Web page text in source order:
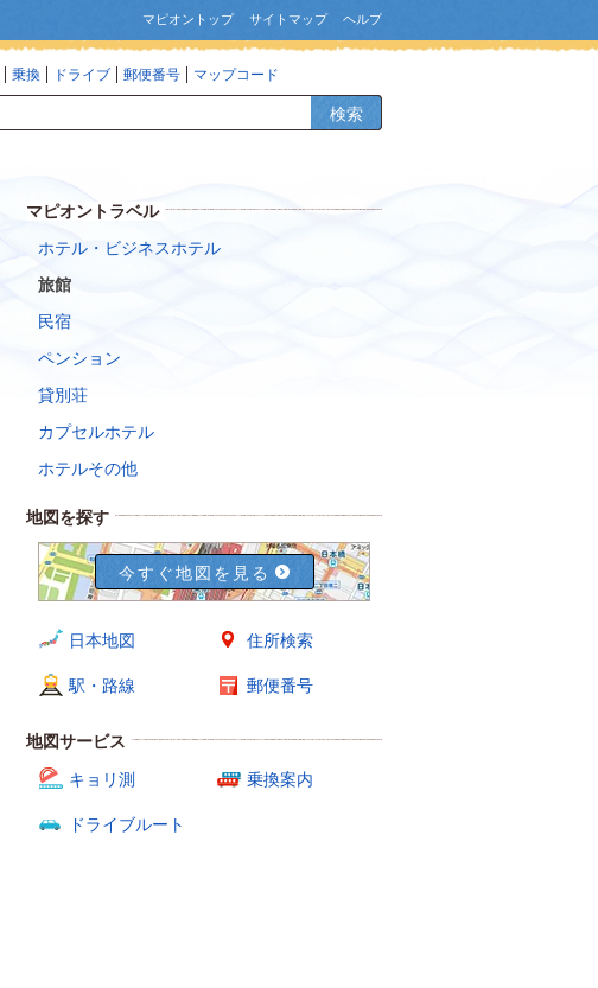
マピオントップ サイトマップ ヘルプ
乗換 ドライブ 郵便番号 マップコード
検索
マピオントラベル
ホテル・ビジネスホテル
旅館
民宿
ペンション
貸別荘
カプセルホテル
ホテルその他
地図を探す
今すぐ地図を見る
日本地図 住所検索
駅・路線 郵便番号
地図サービス
キョリ測
乗換案内
ドライブルート